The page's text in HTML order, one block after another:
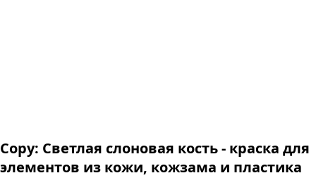
Copy: Светлая слоновая кость - краска для
элементов из кожи, кожзама и пластика